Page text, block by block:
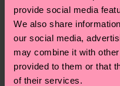
provide social media
We also share
our social media,
may combine it with
provided to them or that
of their services.
¿Tienes dudas sobre
nuestra página de
respuestas a las
Creemos que te va a